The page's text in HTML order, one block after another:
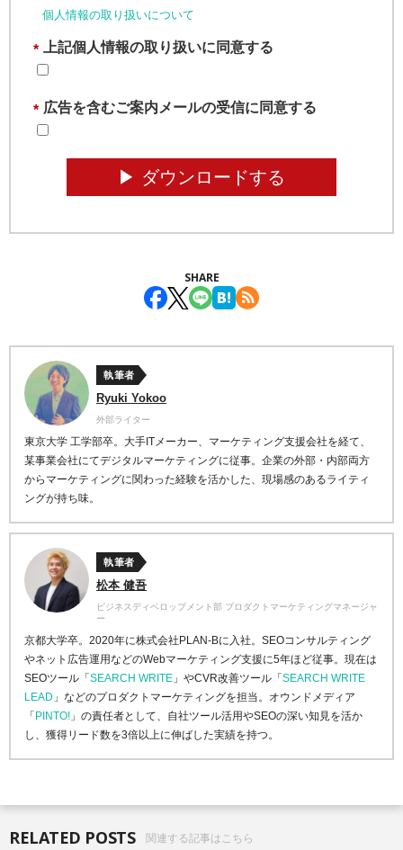
個人情報の取り扱いについて
* 上記個人情報の取り扱いに同意する
* 広告を含むご案内メールの受信に同意する
▶︎ ダウンロードする
SHARE
執筆者
Ryuki Yokoo
外部ライター
東京大学 工学部卒。大手ITメーカー、マーケティング支援会社を経て、
某事業会社にてデジタルマーケティングに従事。企業の外部・内部両方
からマーケティングに関わった経験を活かした、現場感のあるライティ
ングが持ち味。
執筆者
松本 健吾
ビジネスディベロップメント部 プロダクトマーケティングマネージャ
ー
京都大学卒。2020年に株式会社PLAN-Bに入社。SEOコンサルティング
やネット広告運用などのWebマーケティング支援に5年ほど従事。現在は
SEOツール「 SEARCH WRITE 」やCVR改善ツール「 SEARCH WRITE
LEAD 」などのプロダクトマーケティングを担当。オウンドメディア
「 PINTO! 」の責任者として、自社ツール活用やSEOの深い知見を活か
し、獲得リード数を3倍以上に伸ばした実績を持つ。
RELATED POSTS 関連する記事はこちら